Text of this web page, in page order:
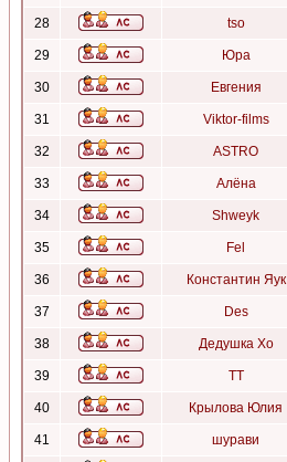
28 tso
29 Юра
30 Евгения
31 Viktor-films
32 ASTRO
33 Алёна
34 Shweyk
35 Fel
36 Константин Яук
37 Des
38 Дедушка Хо
39 ТТ
40 Крылова Юлия
41 шурави